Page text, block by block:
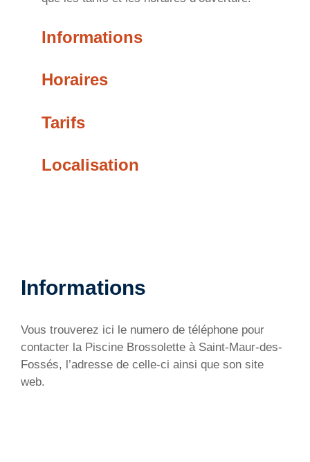
Informations
Horaires
Tarifs
Localisation
Informations
Vous trouverez ici le numero de téléphone pour
contacter la Piscine Brossolette à Saint-Maur-des-
Fossés, l’adresse de celle-ci ainsi que son site
web.